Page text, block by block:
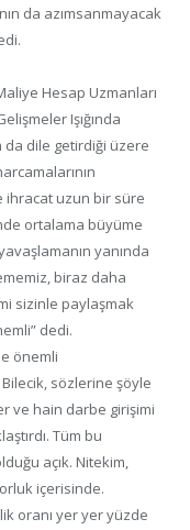
da azımsanmayacak
Hesap Uzmanları
Işığında
da dile getirdiği üzere
ihracat uzun bir süre
ortalama büyüme
yanında
biraz daha
sizinle paylaşmak
dedi.
önemli
sözlerine şöyle
ve hain darbe girişimi
Tüm bu
açık. Nitekim,
içerisinde.
oranı yer yer yüzde